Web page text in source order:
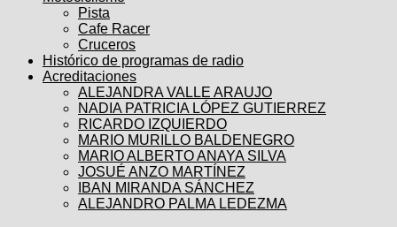
Pista
Cafe Racer
Cruceros
Histórico de programas de radio
Acreditaciones
ALEJANDRA VALLE ARAUJO
NADIA PATRICIA LÓPEZ GUTIERREZ
RICARDO IZQUIERDO
MARIO MURILLO BALDENEGRO
MARIO ALBERTO ANAYA SILVA
JOSUÉ ANZO MARTÍNEZ
IBAN MIRANDA SÁNCHEZ
ALEJANDRO PALMA LEDEZMA